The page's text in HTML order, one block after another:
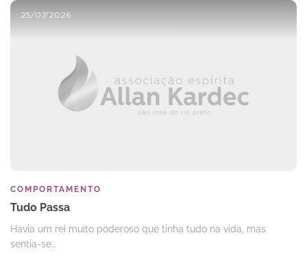
25/07/2026
COMPORTAMENTO
Tudo Passa
Havia um rei muito poderoso que tinha tudo na vida, mas
sentia-se…